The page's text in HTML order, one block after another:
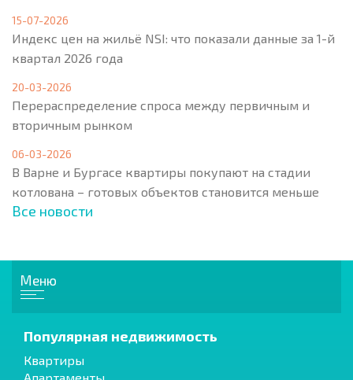
15-07-2026
Индекс цен на жильё NSI: что показали данные за 1-й
квартал 2026 года
20-03-2026
Перераспределение спроса между первичным и
вторичным рынком
06-03-2026
В Варне и Бургасе квартиры покупают на стадии
котлована – готовых объектов становится меньше
Все новости
Меню
Популярная недвижимость
Квартиры
Апартаменты